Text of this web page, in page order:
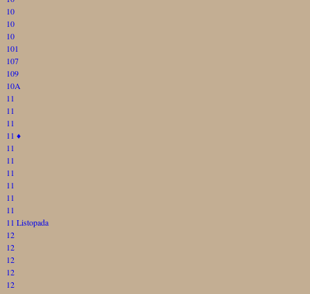
10
10
10
101
107
109
10A
11
11
11
11 ♦
11
11
11
11
11
11
11 Listopada
12
12
12
12
12